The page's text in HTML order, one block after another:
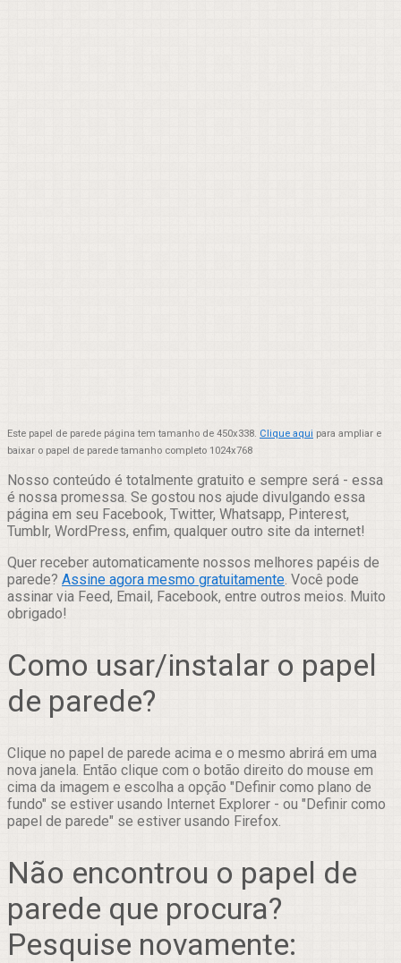
Este papel de parede página tem tamanho de 450x338. Clique aqui para ampliar e
baixar o papel de parede tamanho completo 1024x768
Nosso conteúdo é totalmente gratuito e sempre será - essa
é nossa promessa. Se gostou nos ajude divulgando essa
página em seu Facebook, Twitter, Whatsapp, Pinterest,
Tumblr, WordPress, enfim, qualquer outro site da internet!
Quer receber automaticamente nossos melhores papéis de
parede? Assine agora mesmo gratuitamente. Você pode
assinar via Feed, Email, Facebook, entre outros meios. Muito
obrigado!
Como usar/instalar o papel
de parede?
Clique no papel de parede acima e o mesmo abrirá em uma
nova janela. Então clique com o botão direito do mouse em
cima da imagem e escolha a opção "Definir como plano de
fundo" se estiver usando Internet Explorer - ou "Definir como
papel de parede" se estiver usando Firefox.
Não encontrou o papel de
parede que procura?
Pesquise novamente: